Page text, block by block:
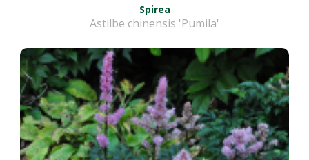
Spirea
Astilbe chinensis 'Pumila'